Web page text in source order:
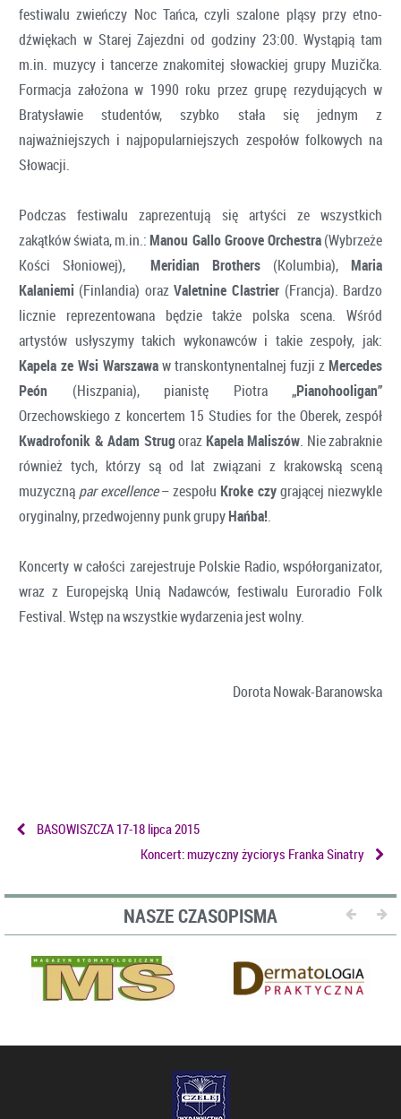
festiwalu zwieńczy Noc Tańca, czyli szalone pląsy przy etno-
dźwiękach w Starej Zajezdni od godziny 23:00. Wystąpią tam
m.in. muzycy i tancerze znakomitej słowackiej grupy Muzička.
Formacja założona w 1990 roku przez grupę rezydujących w
Bratysławie studentów, szybko stała się jednym z
najważniejszych i najpopularniejszych zespołów folkowych na
Słowacji.
Podczas festiwalu zaprezentują się artyści ze wszystkich
zakątków świata, m.in.:Manou Gallo Groove Orchestra(Wybrzeże
Kości Słoniowej), Meridian Brothers (Kolumbia),Maria
Kalaniemi (Finlandia) oraz Valetnine Clastrier (Francja). Bardzo
licznie reprezentowana będzie także polska scena. Wśród
artystów usłyszymy takich wykonawców i takie zespoły, jak:
Kapela ze Wsi Warszawaw transkontynentalnej fuzji zMercedes
Peón (Hiszpania), pianistę Piotra „Pianohooligan”
Orzechowskiego z koncertem 15 Studies for the Oberek, zespół
Kwadrofonik & Adam Strugoraz Kapela Maliszów. Nie zabraknie
również tych, którzy są od lat związani z krakowską sceną
muzyczną par excellence– zespołu Kroke czygrającej niezwykle
oryginalny, przedwojenny punk grupyHańba!.
Koncerty w całości zarejestruje Polskie Radio, współorganizator,
wraz z Europejską Unią Nadawców, festiwalu Euroradio Folk
Festival. Wstęp na wszystkie wydarzenia jest wolny.
Dorota Nowak-Baranowska
BASOWISZCZA 17-18 lipca 2015
Koncert: muzyczny życiorys Franka Sinatry
NASZE CZASOPISMA